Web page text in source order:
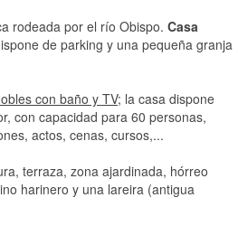
rodeada por el río Obispo. Casa
de parking y una pequeña granja
con baño y TV; la casa dispone
con capacidad para 60 personas,
actos, cenas, cursos,...
terraza, zona ajardinada, hórreo
harinero y una lareira (antigua